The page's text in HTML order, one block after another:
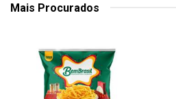
Mais Procurados